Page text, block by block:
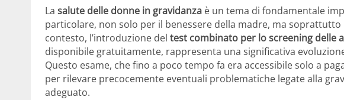
La salute delle donne in gravidanza è un tema di fondamentale
particolare, non solo per il benessere della madre, ma
contesto, l’introduzione del test combinato per lo screening delle
disponibile gratuitamente, rappresenta una significativa
Questo esame, che fino a poco tempo fa era accessibile solo a
per rilevare precocemente eventuali problematiche legate alla
adeguato.